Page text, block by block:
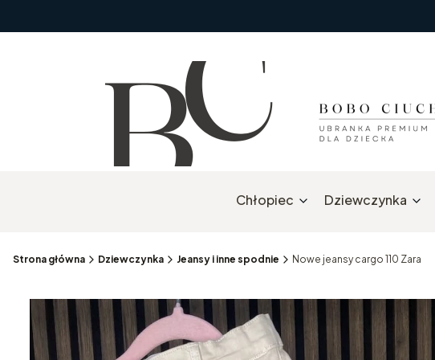
Chłopiec Dziewczynka
Strona główna Dziewczynka Jeansy i inne spodnie Nowe jeansy cargo 110 Zara